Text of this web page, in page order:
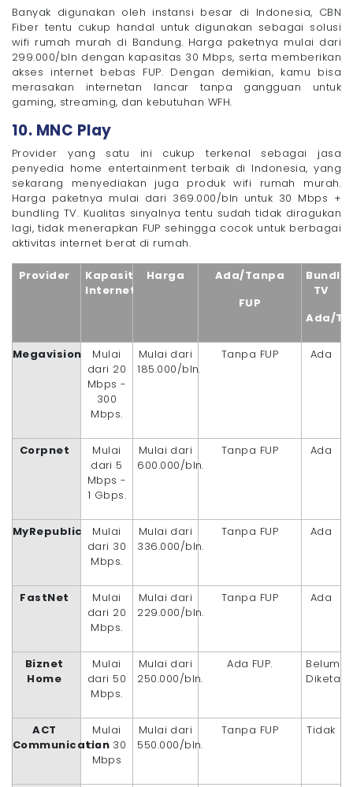
Banyak digunakan oleh instansi besar di Indonesia, CBN
Fiber tentu cukup handal untuk digunakan sebagai solusi
wifi rumah murah di Bandung. Harga paketnya mulai dari
299.000/bln dengan kapasitas 30 Mbps, serta memberikan
akses internet bebas FUP. Dengan demikian, kamu bisa
merasakan internetan lancar tanpa gangguan untuk
gaming, streaming, dan kebutuhan WFH.
10. MNC Play
Provider yang satu ini cukup terkenal sebagai jasa
penyedia home entertainment terbaik di Indonesia, yang
sekarang menyediakan juga produk wifi rumah murah.
Harga paketnya mulai dari 369.000/bln untuk 30 Mbps +
bundling TV. Kualitas sinyalnya tentu sudah tidak diragukan
lagi, tidak menerapkan FUP sehingga cocok untuk berbagai
aktivitas internet berat di rumah.
Provider
Kapasitas
Internet
Harga
Ada/Tanpa
FUP
TV
Ada/
Megavision
Mulai
dari 20
Mbps -
300
Mbps.
Mulai dari
185.000/bln.
Tanpa FUP Ada
Corpnet
Mulai
dari 5
Mbps -
1 Gbps.
Mulai dari
600.000/bln.
Tanpa FUP Ada
MyRepublic
Mulai
dari 30
Mbps.
Mulai dari
336.000/bln.
Tanpa FUP Ada
FastNet
Mulai
dari 20
Mbps.
Mulai dari
229.000/bln.
Tanpa FUP Ada
Biznet
Home
Mulai
dari 50
Mbps.
Mulai dari
250.000/bln.
Ada FUP.
Belum
ACT
Communication
Mulai
dari 30
Mbps
Mulai dari
550.000/bln.
Tanpa FUP Tidak